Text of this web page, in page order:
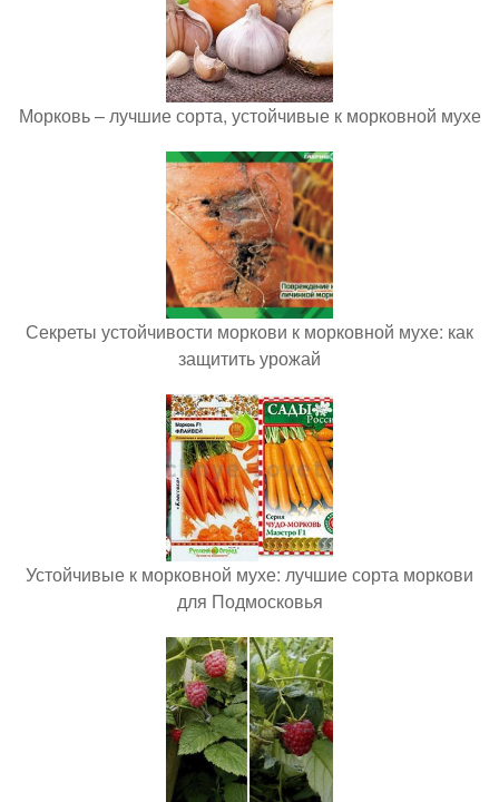
Морковь – лучшие сорта, устойчивые к морковной мухе
Секреты устойчивости моркови к морковной мухе: как
защитить урожай
Устойчивые к морковной мухе: лучшие сорта моркови
для Подмосковья